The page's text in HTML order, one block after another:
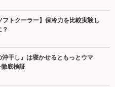
フトクーラー】保冷力を比較実験し
？
干し』は寝かせるともっとウマ
底検証